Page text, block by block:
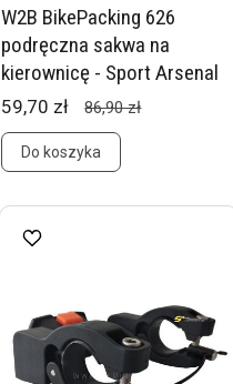
W2B BikePacking 626
podręczna sakwa na
kierownicę - Sport Arsenal
59,70 zł 86,90 zł
Do koszyka